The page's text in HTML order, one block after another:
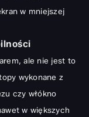
w mniejszej
ale nie jest to
wykonane z
czy włókno
w większych